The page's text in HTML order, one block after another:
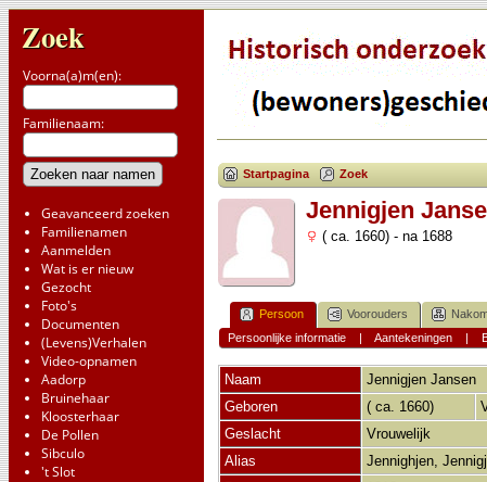
Zoek
Voorna(a)m(en):
Familienaam:
Geavanceerd zoeken
Familienamen
Aanmelden
Wat is er nieuw
Gezocht
Foto's
Documenten
(Levens)Verhalen
Video-opnamen
Aadorp
Bruinehaar
Kloosterhaar
De Pollen
Sibculo
't Slot
Startpagina Zoek
Jennigjen
( ca. 1660) - na 1688
Persoon Voorouders
Persoonlijke informatie| Aantekeningen|
Naam Jennigjen Jansen
Geboren
( ca. 1660)
Geslacht
Vrouwelijk
Alias
Jennighjen,